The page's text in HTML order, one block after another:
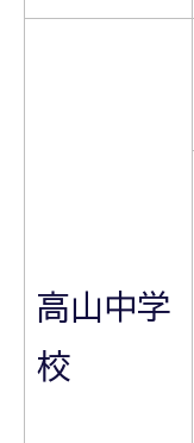
高山中学
校